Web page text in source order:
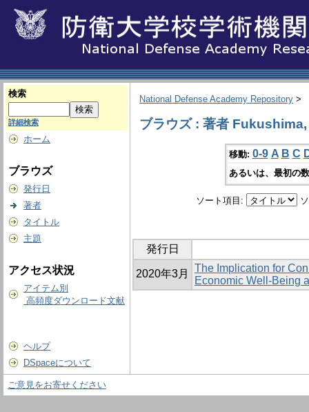
検索
詳細検索
ホーム
ブラウズ
発行日
著者
タイトル
主題
アクセス状況
アイテム別
高頻度ダウンロード文献
ヘルプ
DSpaceについて
National Defense Academy Repository >
ブラウズ : 著者
移動: 0-9 A B C
あるいは、最初の
ソート項目:
発行日
2020年3月
The Implication for
Economic Well-Being
ご意見をお寄せください